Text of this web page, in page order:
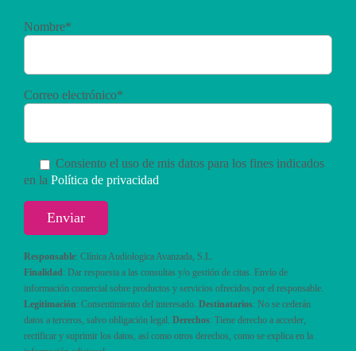
Nombre*
Correo electrónico*
Consiento el uso de mis datos para los fines indicados
en la Política de privacidad
Responsable: Clínica Audiologica Avanzada, S.L.
Finalidad : Dar respuesta a las consultas y/o gestión de citas. Envío de
información comercial sobre productos y servicios ofrecidos por el responsable.
Legitimación: Consentimiento del interesado. Destinatarios: No se cederán
datos a terceros, salvo obligación legal. Derechos: Tiene derecho a acceder,
rectificar y suprimir los datos, así como otros derechos, como se explica en la